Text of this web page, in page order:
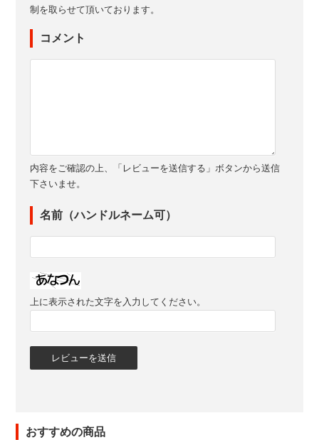
制を取らせて頂いております。
コメント
内容をご確認の上、「レビューを送信する」ボタンから送信
下さいませ。
名前（ハンドルネーム可）
上に表示された文字を入力してください。
おすすめの商品